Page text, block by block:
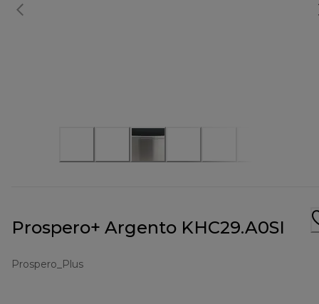
Prospero+ Argento KHC29.A0SI
Prospero_Plus